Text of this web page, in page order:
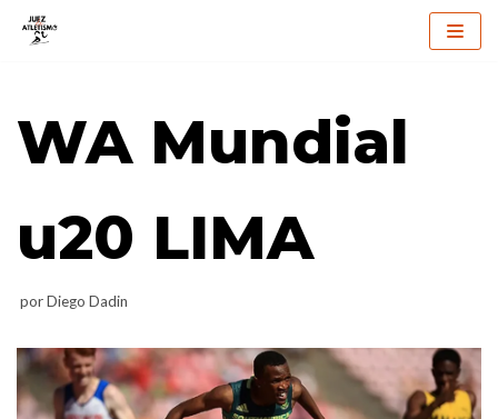
contenido
WA Mundial
u20 LIMA
porDiego Dadin